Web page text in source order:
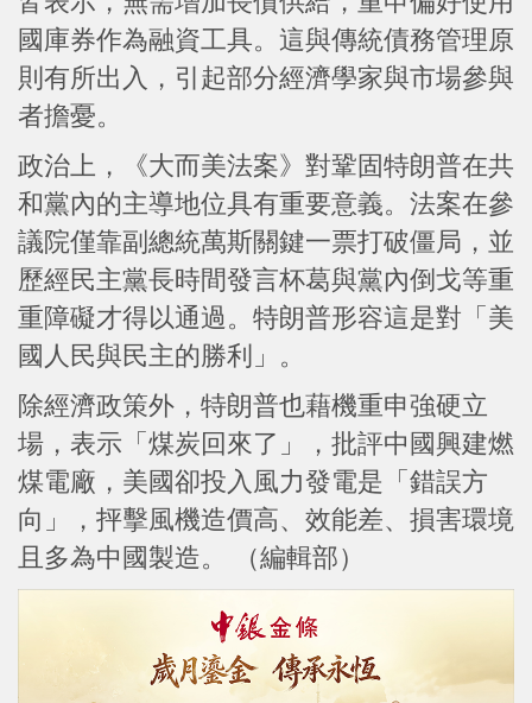
國庫券作為融資工具。這與傳統債務管理原
則有所出入，引起部分經濟學家與市場參與
者擔憂。
政治上，《大而美法案》對鞏固特朗普在共
和黨內的主導地位具有重要意義。法案在參
議院僅靠副總統萬斯關鍵一票打破僵局，並
歷經民主黨長時間發言杯葛與黨內倒戈等重
重障礙才得以通過。特朗普形容這是對「美
國人民與民主的勝利」。
除經濟政策外，特朗普也藉機重申強硬立
場，表示「煤炭回來了」，批評中國興建燃
煤電廠，美國卻投入風力發電是「錯誤方
向」，抨擊風機造價高、效能差、損害環境
且多為中國製造。 （編輯部）